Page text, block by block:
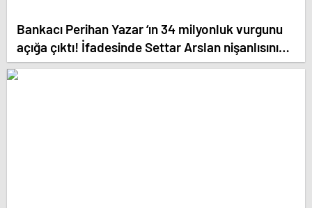
Bankacı Perihan Yazar ‘ın 34 milyonluk vurgunu
açığa çıktı! İfadesinde Settar Arslan nişanlısını
işaret etti. Dolandırmayı birlikte planmışlar